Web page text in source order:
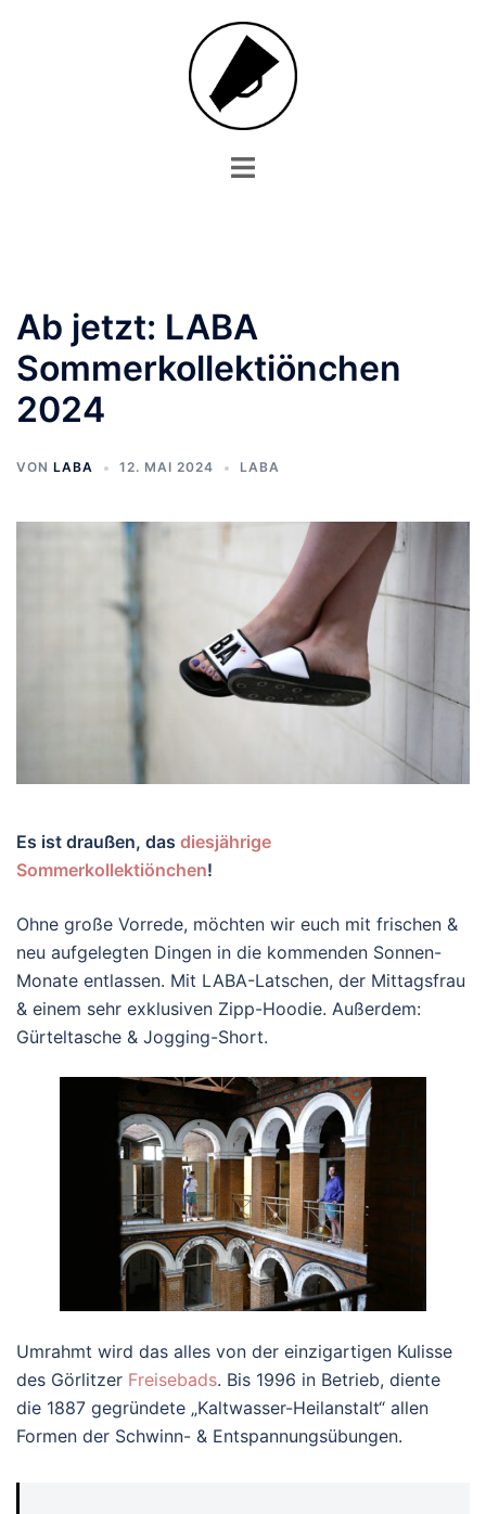
Menü
Ab jetzt: LABA
Sommerkollektiönchen
2024
VON LABA 12. MAI 2024 LABA
Es ist draußen, das diesjährige
Sommerkollektiönchen!
Ohne große Vorrede, möchten wir euch mit frischen &
neu aufgelegten Dingen in die kommenden Sonnen-
Monate entlassen. Mit LABA-Latschen, der Mittagsfrau
& einem sehr exklusiven Zipp-Hoodie. Außerdem:
Gürteltasche & Jogging-Short.
Umrahmt wird das alles von der einzigartigen Kulisse
des Görlitzer Freisebads. Bis 1996 in Betrieb, diente
die 1887 gegründete „Kaltwasser-Heilanstalt“ allen
Formen der Schwinn- & Entspannungsübungen.